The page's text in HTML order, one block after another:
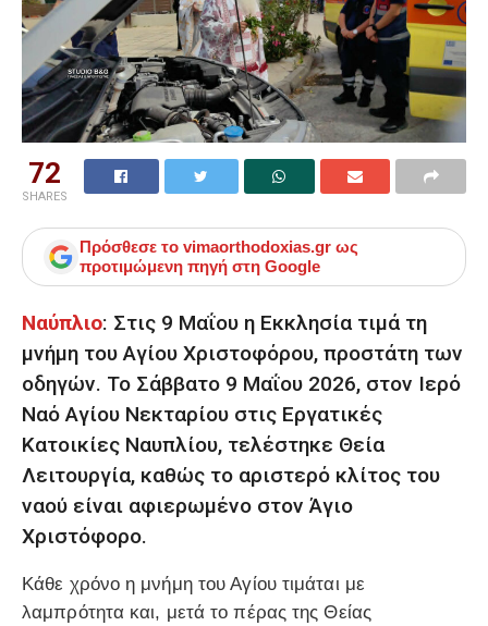
72
SHARES
Πρόσθεσε το vimaorthodoxias.gr ως
προτιμώμενη πηγή στη Google
Ναύπλιο: Στις 9 Μαΐου η Εκκλησία τιμά τη
μνήμη του Αγίου Χριστοφόρου, προστάτη των
οδηγών. Το Σάββατο 9 Μαΐου 2026, στον Ιερό
Ναό Αγίου Νεκταρίου στις Εργατικές
Κατοικίες Ναυπλίου, τελέστηκε Θεία
Λειτουργία, καθώς το αριστερό κλίτος του
ναού είναι αφιερωμένο στον Άγιο
Χριστόφορο.
Κάθε χρόνο η μνήμη του Αγίου τιμάται με
λαμπρότητα και, μετά το πέρας της Θείας